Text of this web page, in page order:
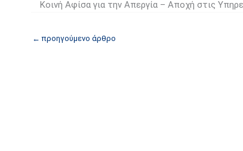
Κοινή Αφίσα για την Απεργία – Αποχή στις
← προηγούμενο άρθρο